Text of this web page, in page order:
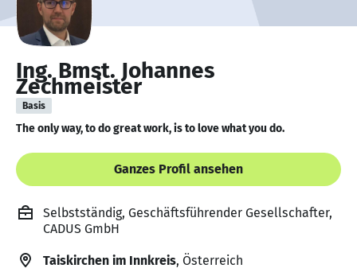
Ing. Bmst. Johannes
Zechmeister
Basis
The only way, to do great work, is to love what you do.
Ganzes Profil ansehen
Selbstständig, Geschäftsführender Gesellschafter,
CADUS GmbH
Taiskirchen im Innkreis, Österreich